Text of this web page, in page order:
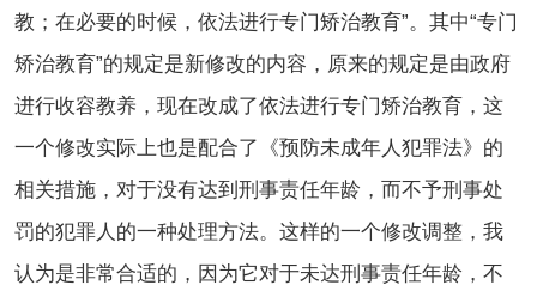
教；在必要的时候，依法进行专门矫治教育”。其中“专门
矫治教育”的规定是新修改的内容，原来的规定是由政府
进行收容教养，现在改成了依法进行专门矫治教育，这
一个修改实际上也是配合了《预防未成年人犯罪法》的
相关措施，对于没有达到刑事责任年龄，而不予刑事处
罚的犯罪人的一种处理方法。这样的一个修改调整，我
认为是非常合适的，因为它对于未达刑事责任年龄，不